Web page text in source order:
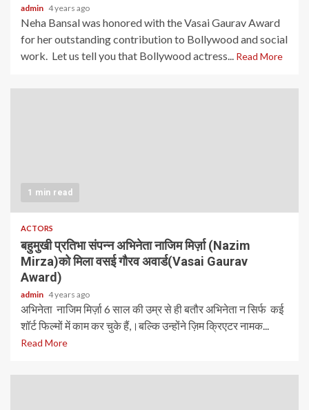
admin 4 years ago
Neha Bansal was honored with the Vasai Gaurav Award
for her outstanding contribution to Bollywood and social
work. Let us tell you that Bollywood actress... Read More
1 min read
ACTORS
बहुमुखी प्रतिभा संपन्न अभिनेता नाजिम मिर्ज़ा (Nazim
Mirza)को मिला वसई गौरव अवार्ड(Vasai Gaurav
Award)
admin 4 years ago
अभिनेता नाजिम मिर्ज़ा 6 साल की उम्र से ही बतौर अभिनेता न सिर्फ कई
शॉर्ट फिल्मों में काम कर चुके हैं,।बल्कि उन्होंने ज़िम क्रिएटर नामक...
Read More